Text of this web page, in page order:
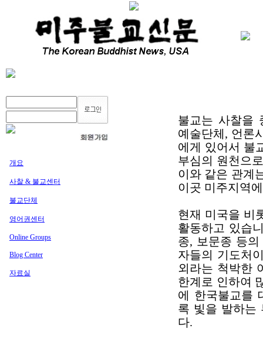
개요
사찰 & 불교센터
불교단체
영어권센터
Online Groups
Blog Center
자료실
불교는 사찰을
예술단체, 언론
에게 있어서 불
부심의 원천으
이와 같은 관계
이곳 미주지역
현재 미국을 비
활동하고 있습
종, 보문종 등
자들의 기도처
외라는 척박한
한계로 인하여
에 한국불교를
록 빛을 발하는
다.